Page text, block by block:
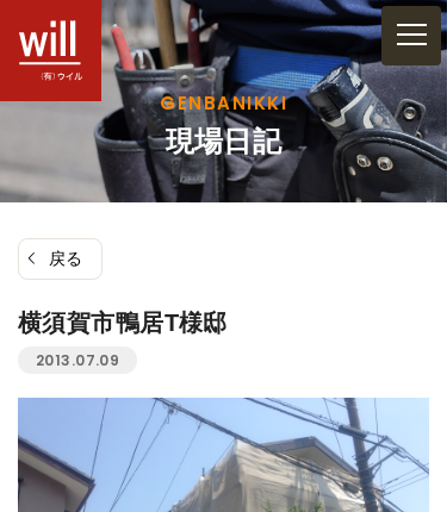
ツ
へ
GENBANIKKI
現場日記
戻る
横須賀市鴨居T様邸
2013.07.09